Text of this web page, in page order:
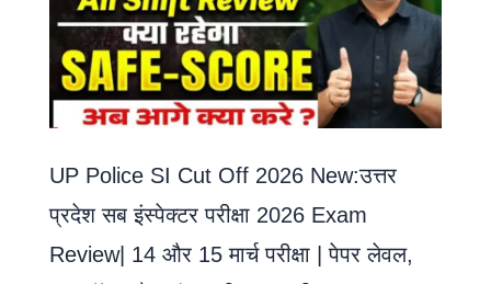
UP Police SI Cut Off 2026 New:उत्तर
प्रदेश सब इंस्पेक्टर परीक्षा 2026 Exam
Review| 14 और 15 मार्च परीक्षा | पेपर लेवल,